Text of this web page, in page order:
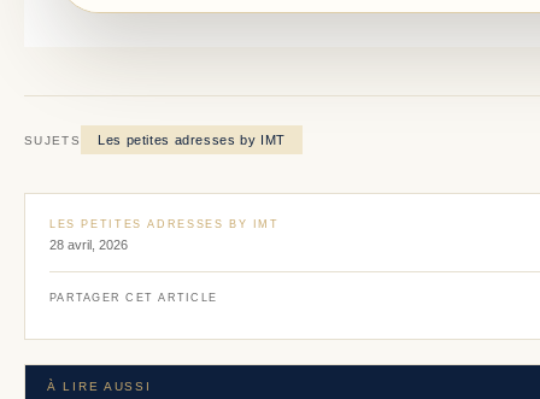
SUJETS Les petites adresses by IMT
LES PETITES ADRESSES BY IMT
28 avril, 2026
PARTAGER CET ARTICLE
À LIRE AUSSI